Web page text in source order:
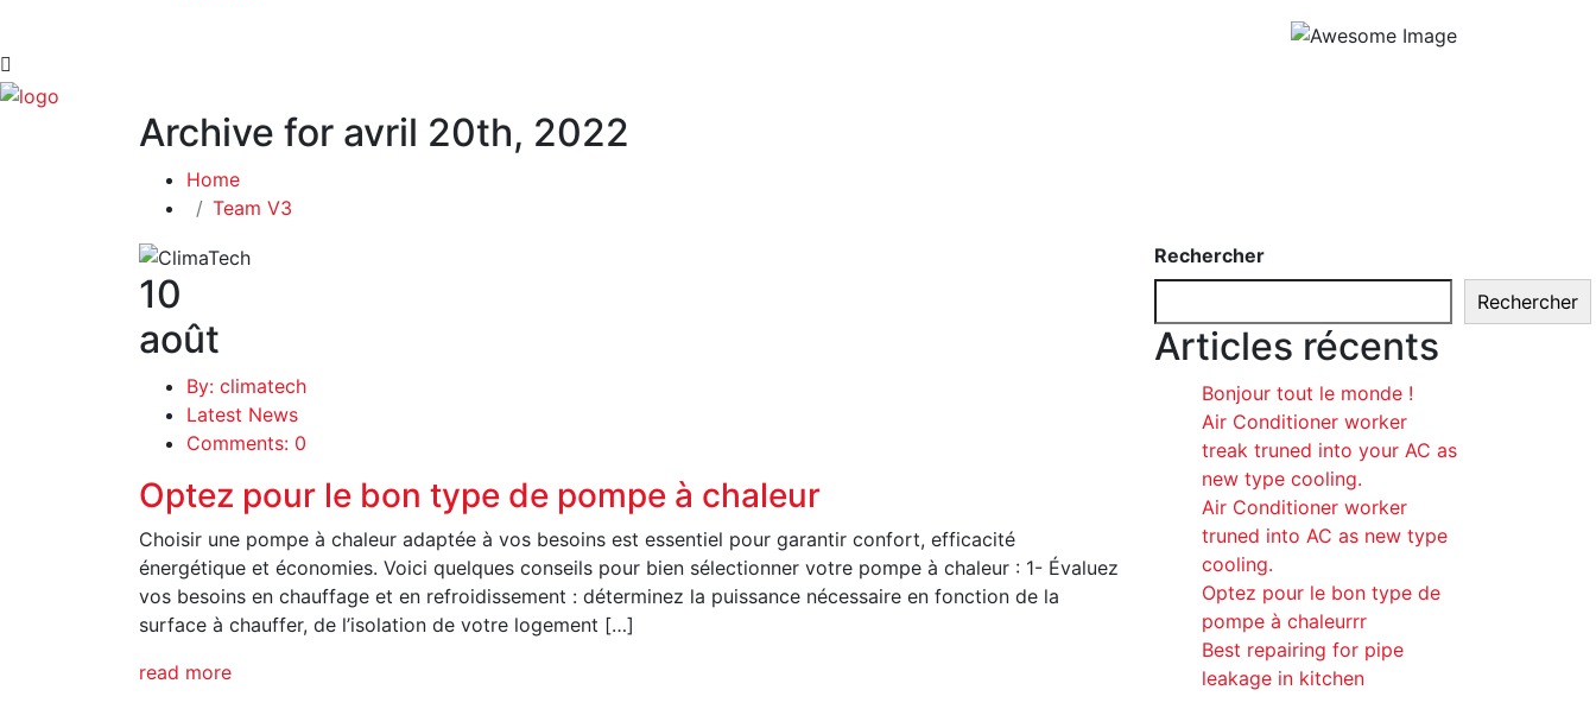
Archive for avril 20th, 2022
Home
Team V3
10
août
By: climatech
Latest News
Comments: 0
Optez pour le bon type de pompe à chaleur
Choisir une pompe à chaleur adaptée à vos besoins est essentiel pour garantir confort, efficacité
énergétique et économies. Voici quelques conseils pour bien sélectionner votre pompe à chaleur : 1- Évaluez
vos besoins en chauffage et en refroidissement : déterminez la puissance nécessaire en fonction de la
surface à chauffer, de l’isolation de votre logement […]
read more
Rechercher
Rechercher
Articles récents
Bonjour tout le monde !
Air Conditioner worker
treak truned into your AC as
new type cooling.
Air Conditioner worker
truned into AC as new type
cooling.
Optez pour le bon type de
pompe à chaleurrr
Best repairing for pipe
leakage in kitchen